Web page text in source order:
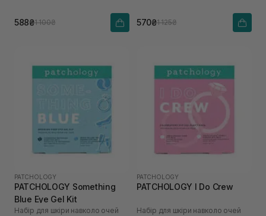
588₴1 100₴ 570₴1 125₴
PATCHOLOGY
PATCHOLOGY Something
Blue Eye Gel Kit
Набір для шкіри навколо очей
PATCHOLOGY
PATCHOLOGY I Do Crew
Набір для шкіри навколо очей